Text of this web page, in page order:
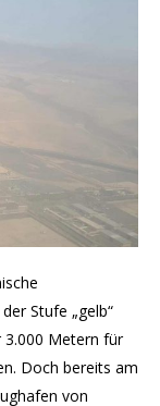
Stufe „gelb“
3.000 Metern für
Doch bereits am
von